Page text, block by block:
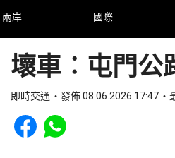
兩岸 國際
壞車︰屯門公
即時交通 發佈 08.06.2026 17:47
Share to Facebook
Share to WhatsApp